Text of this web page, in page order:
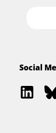
Social